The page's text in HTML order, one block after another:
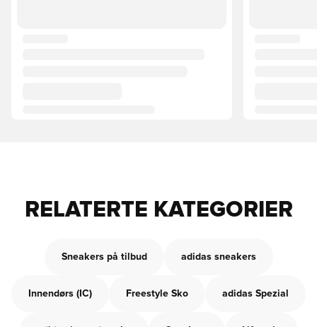
RELATERTE KATEGORIER
Sneakers på tilbud adidas sneakers
Innendørs (IC) Freestyle Sko adidas Spezial